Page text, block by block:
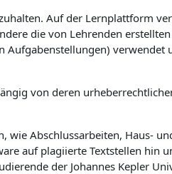
Auf der Lernplattform
die von Lehrenden
verwendet
von deren
Abschlussarbeiten, Haus-
auf plagiierte Textstellen hin
der Johannes Kepler